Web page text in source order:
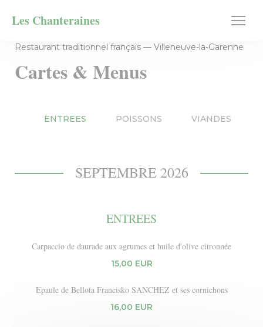
Les Chanteraines
Restaurant traditionnel français — Villeneuve-la-Garenne
Cartes & Menus
ENTREES POISSONS VIANDES
SEPTEMBRE 2026
ENTREES
Carpaccio de daurade aux agrumes et huile d'olive citronnée
15,00 EUR
Epaule de Bellota Francisko SANCHEZ et ses cornichons
16,00 EUR